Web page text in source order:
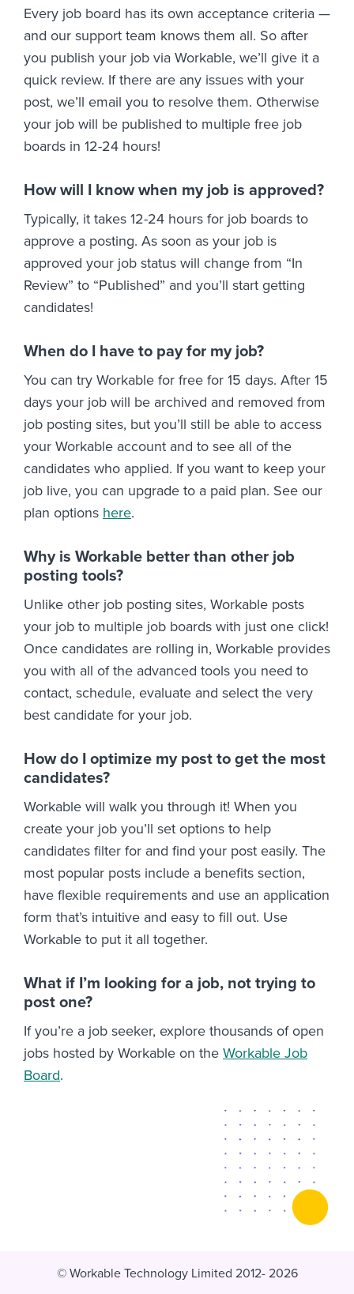
Every job board has its own acceptance criteria —
and our support team knows them all. So after
you publish your job via Workable, we’ll give it a
quick review. If there are any issues with your
post, we’ll email you to resolve them. Otherwise
your job will be published to multiple free job
boards in 12-24 hours!
How will I know when my job is approved?
Typically, it takes 12-24 hours for job boards to
approve a posting. As soon as your job is
approved your job status will change from “In
Review” to “Published” and you’ll start getting
candidates!
When do I have to pay for my job?
You can try Workable for free for 15 days. After 15
days your job will be archived and removed from
job posting sites, but you’ll still be able to access
your Workable account and to see all of the
candidates who applied. If you want to keep your
job live, you can upgrade to a paid plan. See our
plan options here.
Why is Workable better than other job
posting tools?
Unlike other job posting sites, Workable posts
your job to multiple job boards with just one click!
Once candidates are rolling in, Workable provides
you with all of the advanced tools you need to
contact, schedule, evaluate and select the very
best candidate for your job.
How do I optimize my post to get the most
candidates?
Workable will walk you through it! When you
create your job you’ll set options to help
candidates filter for and find your post easily. The
most popular posts include a benefits section,
have flexible requirements and use an application
form that’s intuitive and easy to fill out. Use
Workable to put it all together.
What if I’m looking for a job, not trying to
post one?
If you’re a job seeker, explore thousands of open
jobs hosted by Workable on the Workable Job
Board.
© Workable Technology Limited 2012- 2026